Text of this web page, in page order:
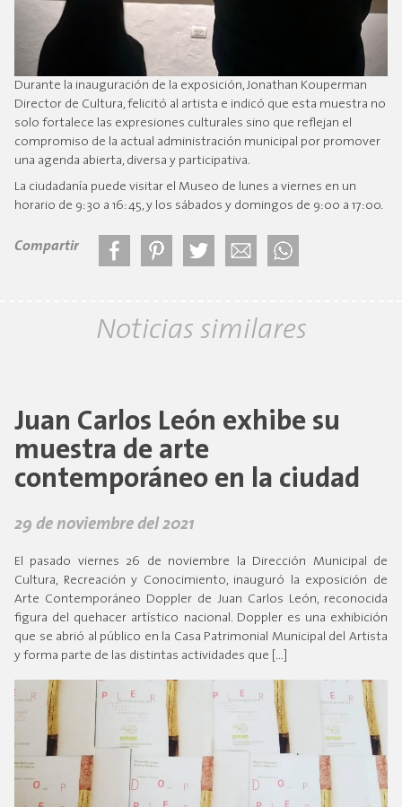
Durante la inauguración de la exposición, Jonathan Kouperman
Director de Cultura, felicitó al artista e indicó que esta muestra no
solo fortalece las expresiones culturales sino que reflejan el
compromiso de la actual administración municipal por promover
una agenda abierta, diversa y participativa.
La ciudadanía puede visitar el Museo de lunes a viernes en un
horario de 9:30 a 16:45, y los sábados y domingos de 9:00 a 17:00.
Compartir
Noticias similares
Juan Carlos León exhibe su
muestra de arte
contemporáneo en la ciudad
29 de noviembre del 2021
El pasado viernes 26 de noviembre la Dirección Municipal de
Cultura, Recreación y Conocimiento, inauguró la exposición de
Arte Contemporáneo Doppler de Juan Carlos León, reconocida
figura del quehacer artístico nacional. Doppler es una exhibición
que se abrió al público en la Casa Patrimonial Municipal del Artista
y forma parte de las distintas actividades que […]